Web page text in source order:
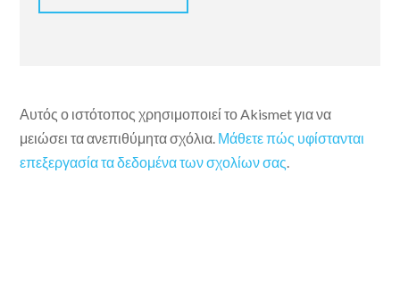
Αυτός ο ιστότοπος χρησιμοποιεί το Akismet για να
μειώσει τα ανεπιθύμητα σχόλια. Μάθετε πώς υφίστανται
επεξεργασία τα δεδομένα των σχολίων σας.